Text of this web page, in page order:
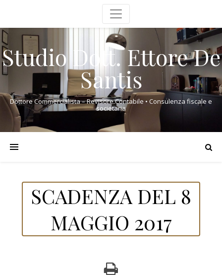
Studio Dott. Ettore De
Santis
Dottore Commercialista – Revisore Contabile • Consulenza fiscale e
societaria
SCADENZA DEL 8
MAGGIO 2017